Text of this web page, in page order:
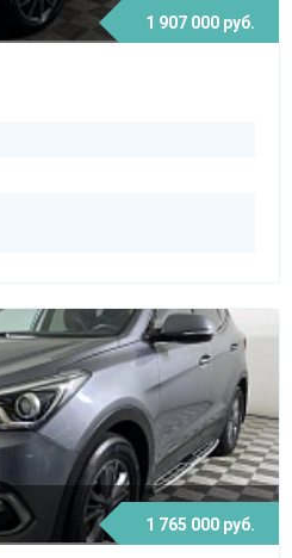
1 907 000 руб.
1 765 000 руб.